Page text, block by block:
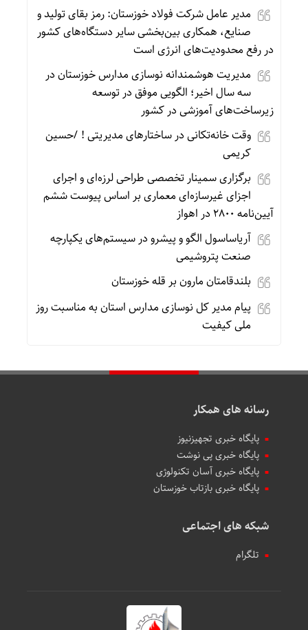
مدیر عامل شرکت فولاد خوزستان: رمز بقای تولید و
صنایع، همکاری بین‌بخشی سایر دستگاه‌های کشور
در رفع محدودیت‌های انرژی است
مدیریت هوشمندانه نوسازی مدارس خوزستان در
سه سال اخیر؛ الگویی موفق در توسعه
زیرساخت‌های آموزشی در کشور
وقت خانه‌تکانی در ساختارهای مدیریتی ! /حسین
کریمی
برگزاری سمینار تخصصی طراحی لرزه‌ای و اجرای
اجزای غیرسازه‌ای معماری بر اساس پیوست ششم
آیین‌نامه ۲۸۰۰ در اهواز
آریاساسول الگو و پیشرو در سیستم‌های یکپارچه
صنعت پتروشیمی
بلندقامتان مارون بر قله خوزستان
پیام مدیر کل نوسازی مدارس استان به مناسبت روز
ملی کیفیت
رسانه های همکار
پایگاه خبری تجهیزنیوز
پایگاه خبری پی نوشت
پایگاه خبری آسان تکنولوژی
پایگاه خبری بازتاب خوزستان
شبکه های اجتماعی
تلگرام